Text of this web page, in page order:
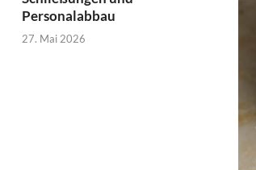
Personalabbau
27. Mai 2026